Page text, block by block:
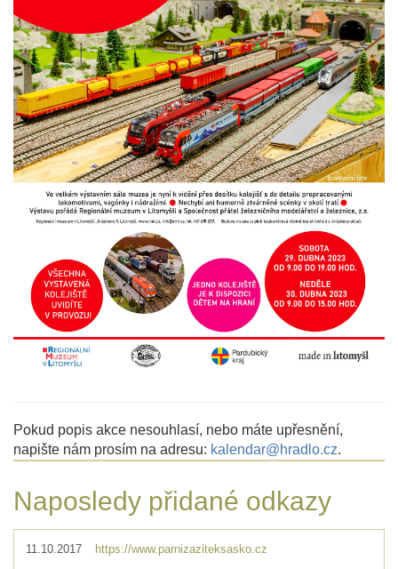
Pokud popis akce nesouhlasí, nebo máte upřesnění,
napište nám prosím na adresu: kalendar@hradlo.cz.
Naposledy přidané odkazy
11.10.2017 https://www.parnizaziteksasko.cz